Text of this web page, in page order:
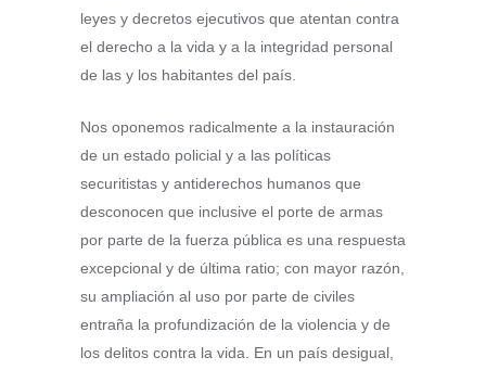
leyes y decretos ejecutivos que atentan contra
el derecho a la vida y a la integridad personal
de las y los habitantes del país.
Nos oponemos radicalmente a la instauración
de un estado policial y a las políticas
securitistas y antiderechos humanos que
desconocen que inclusive el porte de armas
por parte de la fuerza pública es una respuesta
excepcional y de última ratio; con mayor razón,
su ampliación al uso por parte de civiles
entraña la profundización de la violencia y de
los delitos contra la vida. En un país desigual,